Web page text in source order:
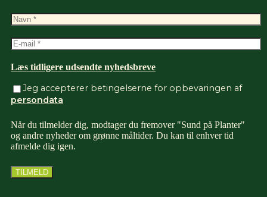
Læs tidligere udsendte nyhedsbreve
Jeg accepterer betingelserne for opbevaringen af
persondata
Når du tilmelder dig, modtager du fremover "Sund på Planter"
og andre nyheder om grønne måltider. Du kan til enhver tid
afmelde dig igen.